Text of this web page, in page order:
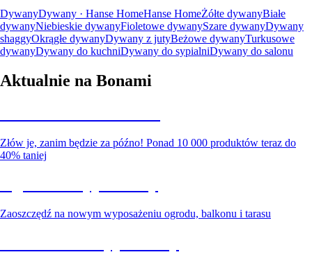
DywanyDywany · Hanse HomeHanse HomeŻółte dywanyBiałe
dywanyNiebieskie dywanyFioletowe dywanySzare dywanyDywany
shaggyOkrągłe dywanyDywany z jutyBeżowe dywanyTurkusowe
dywanyDywany do kuchniDywany do sypialniDywany do salonu
Aktualnie na Bonami
Złów je, zanim będzie za późno! Ponad 10 000 produktów teraz do
40% taniej
Zaoszczędź na nowym wyposażeniu ogrodu, balkonu i tarasu